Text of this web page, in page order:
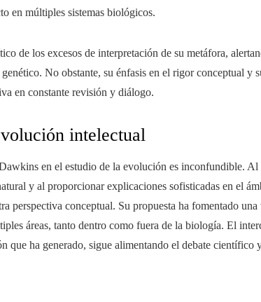
en múltiples sistemas biológicos.
de los excesos de interpretación de su metáfora,
No obstante, su énfasis en el rigor conceptual y
en constante revisión y diálogo.
intelectual
en el estudio de la evolución es inconfundible. Al
y al proporcionar explicaciones sofisticadas en el
perspectiva conceptual. Su propuesta ha fomentado
áreas, tanto dentro como fuera de la biología. El
que ha generado, sigue alimentando el debate científico